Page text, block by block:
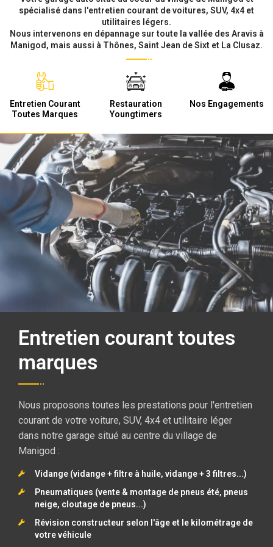
spécialisé dans l'entretien courant de voitures, SUV, 4x4 et
utilitaires légers.
Nous intervenons en dépannage sur toute la vallée des Aravis à
Manigod, mais aussi à Thônes, Saint Jean de Sixt et La Clusaz.
Entretien Courant
Toutes Marques
Restauration
Youngtimers
Nos Engagements
Entretien courant toutes
marques
Nous proposons toutes les prestations pour l'entretien
courant de votre voiture, SUV, 4x4 et utilitaire léger
dans notre garage situé au centre du village de
Manigod :
Vidange (vidange + filtre à huile, vidange + 3 filtres...)
Pneumatiques (vente & montage de pneus été, pneus
neige, cloutage de pneus...)
Révision constructeur selon l'âge et le kilométrage de
votre véhicule